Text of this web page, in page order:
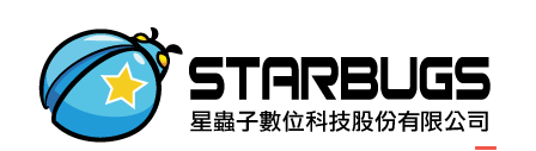
content